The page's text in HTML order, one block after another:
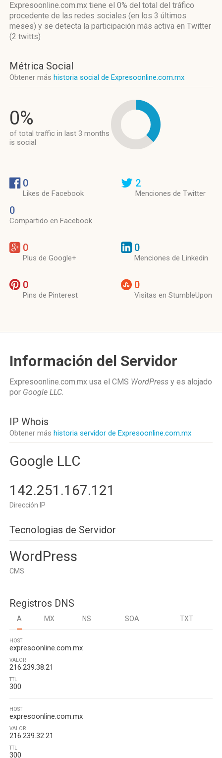
Expresoonline.com.mx tiene el 0% del total del tráfico
procedente de las redes sociales (en los 3 últimos
meses) y se detecta la participación más activa en Twitter
(2 twitts)
Métrica Social
Obtener más historia social de Expresoonline.com.mx
0%
of total traffic in last 3 months
is social
0
Likes de Facebook
0
Compartido en Facebook
2
Menciones de Twitter
0
Plus de Google+
0
Menciones de Linkedin
0
Pins de Pinterest
0
Visitas en StumbleUpon
Información del Servidor
Expresoonline.com.mx usa el CMS WordPress y es alojado
por Google LLC.
IP Whois
Obtener más historia servidor de Expresoonline.com.mx
Google LLC
142.251.167.121
Dirección IP
Tecnologias de Servidor
WordPress
CMS
Registros DNS
A MX NS SOA TXT
HOST
expresoonline.com.mx
VALOR
216.239.38.21
TTL
300
HOST
expresoonline.com.mx
VALOR
216.239.32.21
TTL
300